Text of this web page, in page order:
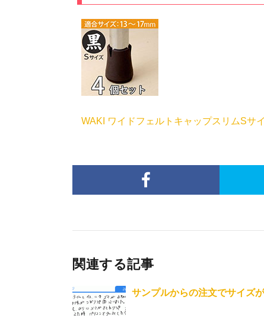
WAKI ワイドフェルトキャップスリムSサ
関連する記事
サンプルからの注文でサイズ